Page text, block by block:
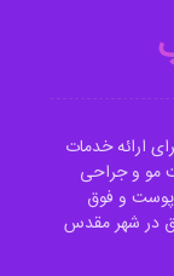
ارائه خدمات
مو و جراحی
پوست و فوق
در شهر مقدس